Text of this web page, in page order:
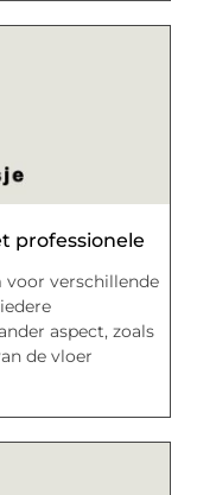
professionele
voor verschillende
aspect, zoals
de vloer